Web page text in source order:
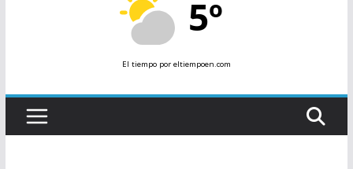
5º
El tiempopor eltiempoen.com